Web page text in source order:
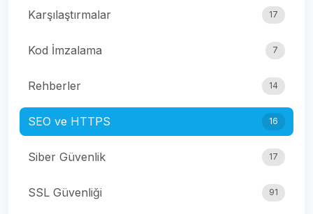
Karşılaştırmalar 17
Kod İmzalama 7
Rehberler 14
SEO ve HTTPS 16
Siber Güvenlik 17
SSL Güvenliği 91